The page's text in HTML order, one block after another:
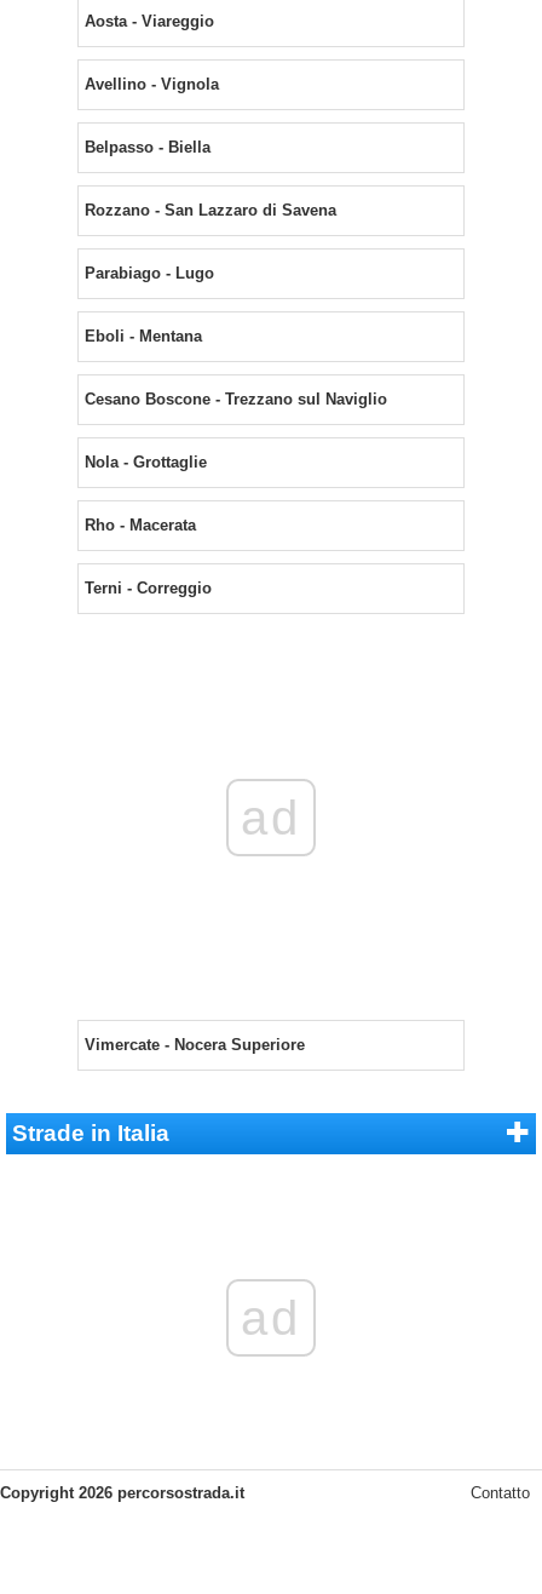
Aosta - Viareggio
Avellino - Vignola
Belpasso - Biella
Rozzano - San Lazzaro di Savena
Parabiago - Lugo
Eboli - Mentana
Cesano Boscone - Trezzano sul Naviglio
Nola - Grottaglie
Rho - Macerata
Terni - Correggio
ad
Vimercate - Nocera Superiore
Strade in Italia
ad
Copyright 2026 percorsostrada.it Contatto